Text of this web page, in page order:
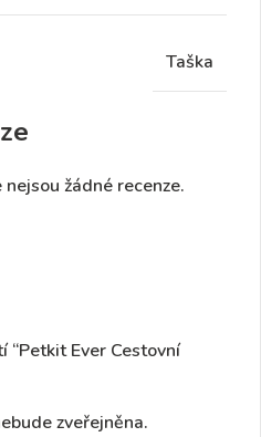
Taška
žádné recenze.
“Petkit Ever Cestovní
zveřejněna.